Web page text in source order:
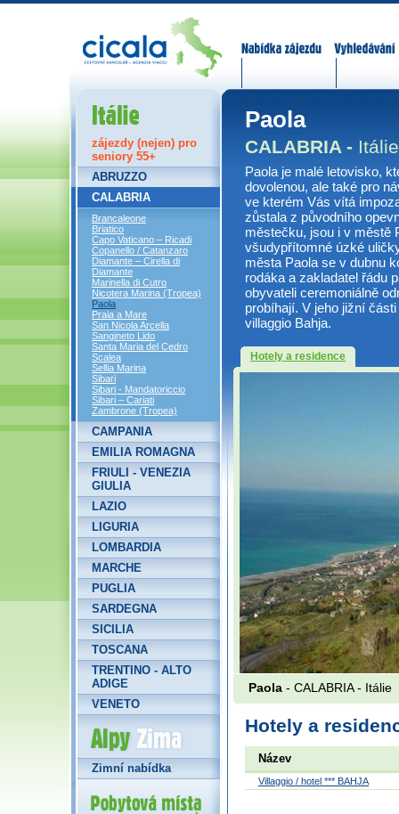
Paola
CALABRIA - Itálie
Paola je malé letovisko,
dovolenou, ale také pro
ve kterém Vás vítá
zůstala z původního
městečku, jsou i v městě
všudypřítomné úzké
města Paola se v dubnu
rodáka a zakladatel řádu
obyvateli ceremoniálně
probíhají. V jeho jižní
villaggio Bahja.
Hotely a residence
Paola - CALABRIA - Itálie
Hotely a
Název
Villaggio / hotel *** BAHJA
Itálie
zájezdy (nejen) pro
seniory 55+
ABRUZZO
CALABRIA
Brancaleone
Briatico
Capo Vaticano – Ricadi
Copanello / Catanzaro
Diamante – Cirella di
Diamante
Marinella di Cutro
Nicotera Marina (Tropea)
Paola
Praia a Mare
San Nicola Arcella
Sangineto Lido
Santa Maria del Cedro
Scalea
Sellia Marina
Sibari
Sibari - Mandatoriccio
Sibari – Cariati
Zambrone (Tropea)
CAMPANIA
EMILIA ROMAGNA
FRIULI - VENEZIA
GIULIA
LAZIO
LIGURIA
LOMBARDIA
MARCHE
PUGLIA
SARDEGNA
SICILIA
TOSCANA
TRENTINO - ALTO
ADIGE
VENETO
Alpy Zima
Zimní nabídka